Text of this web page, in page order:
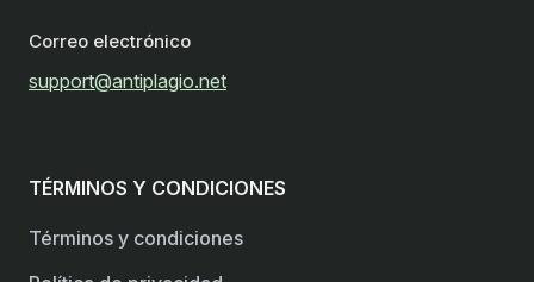
Correo electrónico
support@antiplagio.net
TÉRMINOS Y CONDICIONES
Términos y condiciones